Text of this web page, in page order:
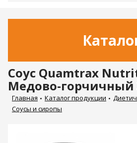
Соус Quamtrax
Медово-горчичный
Главная Каталог продукции
Соусы и сиропы